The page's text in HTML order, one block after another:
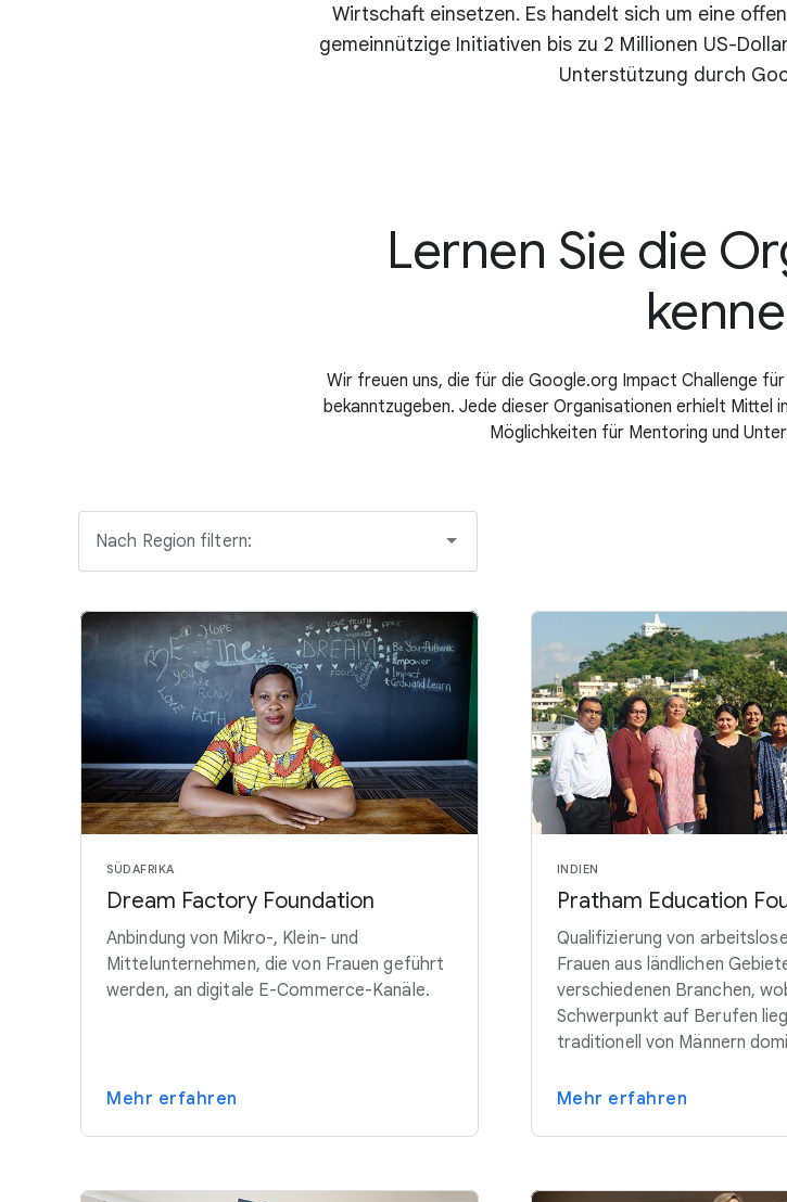
Wirtschaft einsetzen. Es handelt sich um eine
gemeinnützige Initiativen bis zu 2 Millionen US-
Unterstützung durch
Lernen Sie die
Wir freuen uns, die für die Google.org Impact Challenge
bekanntzugeben. Jede dieser Organisationen erhielt Mittel
Möglichkeiten für Mentoring und
Nach Region filtern:
SÜDAFRIKA
Dream Factory Foundation
Anbindung von Mikro-, Klein- und
Mittelunternehmen, die von Frauen geführt
werden, an digitale E-Commerce-Kanäle.
Mehr erfahren
INDIEN
Pratham Education
Qualifizierung von
Frauen aus ländlichen
verschiedenen Branchen,
Schwerpunkt auf Berufen
traditionell von Männern
Mehr erfahren